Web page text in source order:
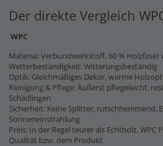
Der direkte Vergleich
WPC
Material: Verbundwerkstoff, 60 %
Wetterbeständigkeit: Witterungsbeständig
Optik: Gleichmäßiges Dekor, warme
Reinigung & Pflege: Äußerst pflegeleicht,
Schädlingen
Sicherheit: Keine Splitter, rutschhemmend,
Sonneneinstrahlung
Preis: In der Regel teurer als Echtholz, WPC
Qualität bzw. dem Produkt